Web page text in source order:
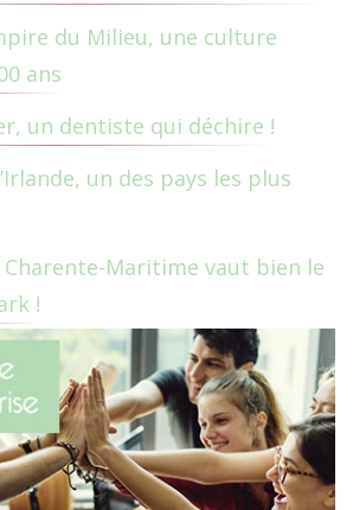
du Milieu, une culture
ans
un dentiste qui déchire !
un des pays les plus
Charente-Maritime vaut bien le
!